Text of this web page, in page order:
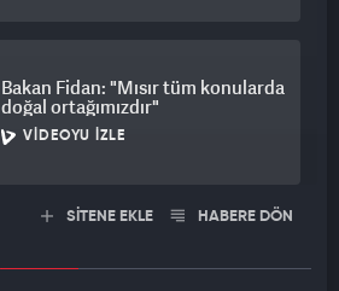
Bakan Fidan: "Mısır tüm konularda
doğal ortağımızdır"
VIDEOYU İZLE
SİTENE EKLE HABERE DÖN